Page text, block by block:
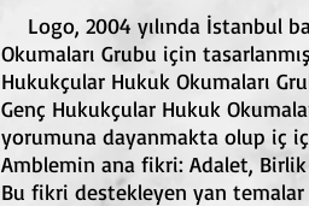
Logo, 2004 yılında İstanbul
Okumaları Grubu için
Hukukçular Hukuk Okumaları
Genç Hukukçular Hukuk
yorumuna dayanmakta olup iç
Amblemin ana fikri: Adalet, Birlik
Bu fikri destekleyen yan temalar